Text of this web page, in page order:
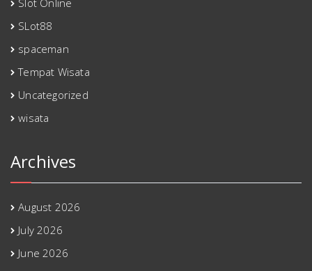
SLot88
spaceman
Tempat Wisata
Uncategorized
wisata
Archives
August 2026
July 2026
June 2026